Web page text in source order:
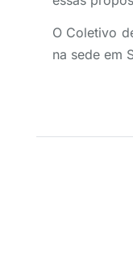
O Coletivo
na sede em